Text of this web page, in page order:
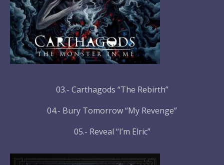
03.- Carthagods “The Rebirth”
04.- Bury Tomorrow “My Revenge”
05.- Reveal “I’m Elric”